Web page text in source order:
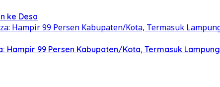
ke Desa
Hampir 99 Persen Kabupaten/Kota, Termasuk Lampung